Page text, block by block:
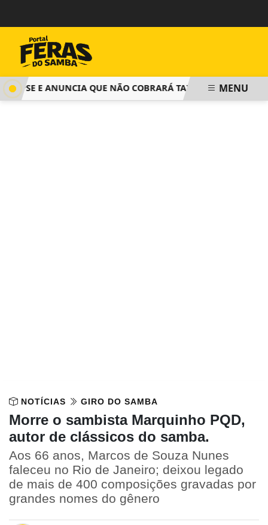
E ANUNCIA QUE NÃO COBRARÁ TAXA DE INSCRIÇÃO
MENU
NOTÍCIAS GIRO DO SAMBA
Morre o sambista Marquinho PQD,
autor de clássicos do samba.
Aos 66 anos, Marcos de Souza Nunes
faleceu no Rio de Janeiro; deixou legado
de mais de 400 composições gravadas por
grandes nomes do gênero